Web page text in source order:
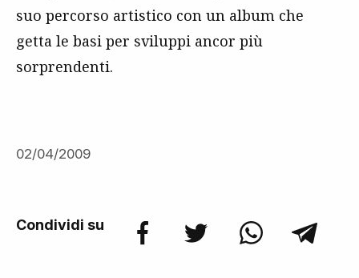
suo percorso artistico con un album che
getta le basi per sviluppi ancor più
sorprendenti.
02/04/2009
Condividi su